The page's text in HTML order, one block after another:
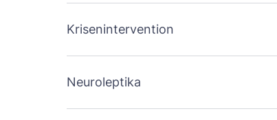
Krisenintervention
Neuroleptika